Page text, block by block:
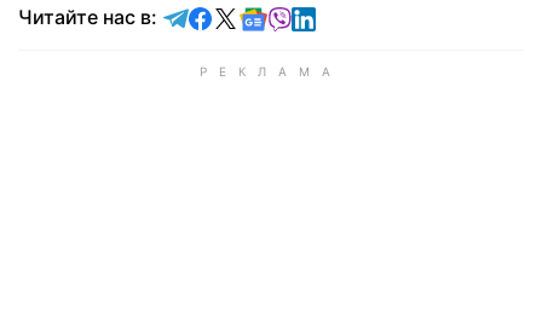
Читайте нас в: Читайте в Telegram
Читайте в Facebook
Читайте в X
Читайте в Google news
Читайте в Viber
Читайте в LinkedIn